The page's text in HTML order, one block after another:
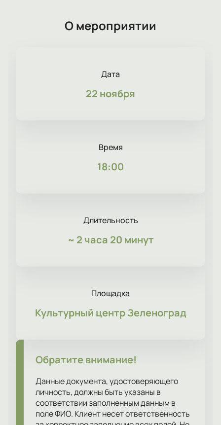
О мероприятии
Дата
22 ноября
Время
18:00
Длительность
~ 2 часа 20 минут
Площадка
Культурный центр Зеленоград
Обратите внимание!
Данные документа, удостоверяющего
личность, должны быть указаны в
соответствии заполненным данным в
поле ФИО. Клиент несет ответственность